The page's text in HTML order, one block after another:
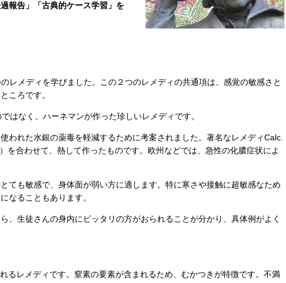
報告」「古典的ケース学習」を
レメディを学びました。この２つのレメディの共通項は、感覚の敏感さと
ころです。
はなく、ハーネマンが作った珍しいレメディです。
われた水銀の薬毒を軽減するために考案されました。著名なレメディCalc.
を合わせて、熱して作ったものです。欧州などでは、急性の化膿症状によ
ても敏感で、身体面が弱い方に適します。特に寒さや接触に超敏感なため
なることもあります。
、生徒さんの身内にピッタリの方がおられることが分かり、具体例がよく
るレメディです。窒素の要素が含まれるため、むかつきが特徴です。不満